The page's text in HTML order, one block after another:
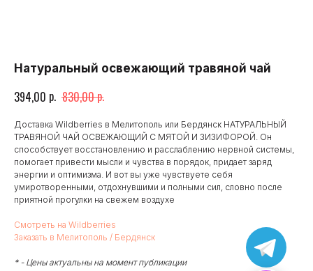
Натуральный освежающий травяной чай
394,00 р. 830,00р.
Доставка Wildberries в Мелитополь или Бердянск НАТУРАЛЬНЫЙ
ТРАВЯНОЙ ЧАЙ ОСВЕЖАЮЩИЙ С МЯТОЙ И ЗИЗИФОРОЙ. Он
способствует восстановлению и расслаблению нервной системы,
помогает привести мысли и чувства в порядок, придает заряд
энергии и оптимизма. И вот вы уже чувствуете себя
умиротворенными, отдохнувшими и полными сил, словно после
приятной прогулки на свежем воздухе
Смотреть на Wildberries
Заказать в Мелитополь / Бердянск
* - Цены актуальны на момент публикации